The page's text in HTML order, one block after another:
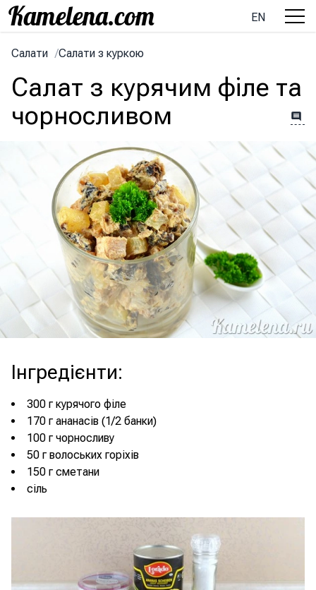
EN
Салати /Салати з куркою
Салат з курячим філе та
чорносливом
Інгредієнти:
300 г курячого філе
170 г ананасів (1/2 банки)
100 г чорносливу
50 г волоських горіхів
150 г сметани
сіль